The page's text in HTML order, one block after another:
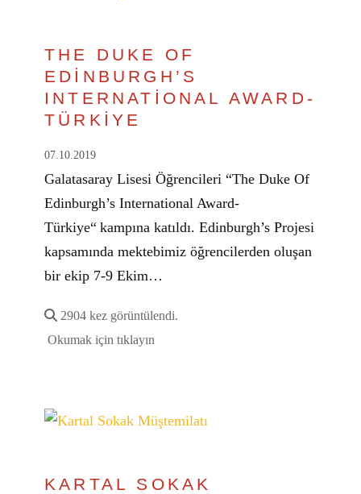
THE DUKE OF
EDİNBURGH’S
INTERNATİONAL AWARD-
TÜRKİYE
07.10.2019
Galatasaray Lisesi Öğrencileri “The Duke Of
Edinburgh’s International Award-
Türkiye“ kampına katıldı. Edinburgh’s Projesi
kapsamında mektebimiz öğrencilerden oluşan
bir ekip 7-9 Ekim…
2904 kez görüntülendi.
Okumak için tıklayın
KARTAL SOKAK